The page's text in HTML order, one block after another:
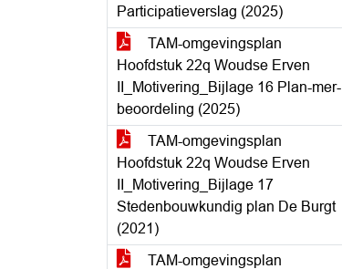
Participatieverslag (2025)
TAM-omgevingsplan
Hoofdstuk 22q Woudse Erven
II_Motivering_Bijlage 16 Plan-mer-
beoordeling (2025)
TAM-omgevingsplan
Hoofdstuk 22q Woudse Erven
II_Motivering_Bijlage 17
Stedenbouwkundig plan De Burgt
(2021)
TAM-omgevingsplan